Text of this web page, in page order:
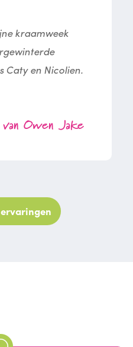
kraamweek
Caty en Nicolien.
Owen Jake